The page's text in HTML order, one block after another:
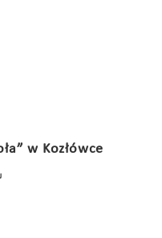
w Kozłówce